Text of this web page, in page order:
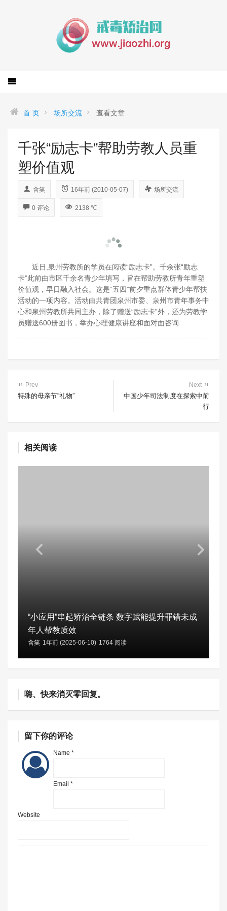
首 页 场所交流 查看文章
千张“励志卡”帮助劳教人员重
塑价值观
含笑 16年前 (2010-05-07) 场所交流
0 评论 2138 ℃
近日,泉州劳教所的学员在阅读“励志卡”。千余张“励志
卡”此前由市区千余名青少年填写，旨在帮助劳教所青年重塑
价值观，早日融入社会。这是“五四”前夕重点群体青少年帮扶
活动的一项内容。活动由共青团泉州市委、泉州市青年事务中
心和泉州劳教所共同主办，除了赠送“励志卡”外，还为劳教学
员赠送600册图书，举办心理健康讲座和面对面咨询
Prev
特殊的母亲节“礼物”
Next
中国少年司法制度在探索中前
行
相关阅读
“小应用”串起矫治全链条 数字赋能提升罪错未成
年人帮教质效
含笑 1年前 (2025-06-10) 1764 阅读
嗨、快来消灭零回复。
留下你的评论
Name *
Email *
Website